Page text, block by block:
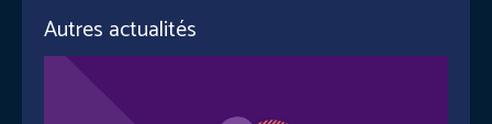
Autres actualités